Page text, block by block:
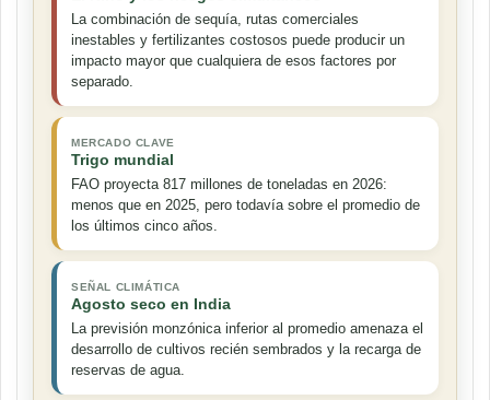
La combinación de sequía, rutas comerciales
inestables y fertilizantes costosos puede producir un
impacto mayor que cualquiera de esos factores por
separado.
MERCADO CLAVE
Trigo mundial
FAO proyecta 817 millones de toneladas en 2026:
menos que en 2025, pero todavía sobre el promedio de
los últimos cinco años.
SEÑAL CLIMÁTICA
Agosto seco en India
La previsión monzónica inferior al promedio amenaza el
desarrollo de cultivos recién sembrados y la recarga de
reservas de agua.